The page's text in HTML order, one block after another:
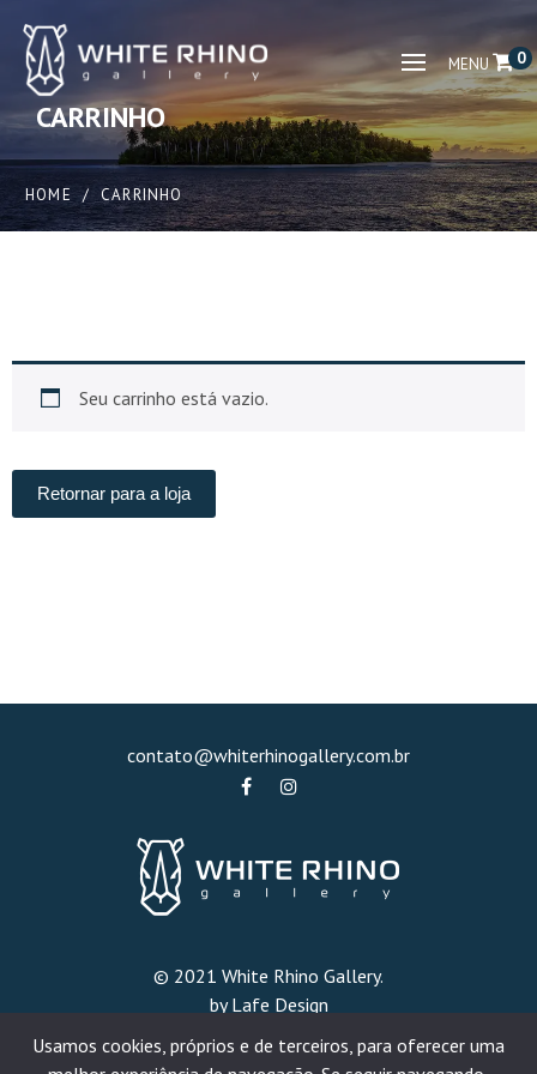
MENU 0
CARRINHO
HOME / CARRINHO
Seu carrinho está vazio.
Retornar para a loja
contato@whiterhinogallery.com.br
© 2021 White Rhino Gallery.
by Lafe Design
Usamos cookies, próprios e de terceiros, para oferecer uma